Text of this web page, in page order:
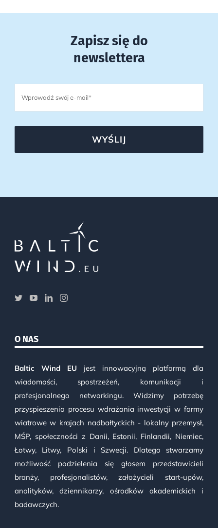
Zapisz się do
newslettera
WYŚLIJ
O NAS
Baltic Wind EU jest innowacyjną platformą dla
wiadomości, spostrzeżeń, komunikacji i
profesjonalnego networkingu. Widzimy potrzebę
przyspieszenia procesu wdrażania inwestycji w farmy
wiatrowe w krajach nadbałtyckich - lokalny przemysł,
MŚP, społeczności z Danii, Estonii, Finlandii, Niemiec,
Łotwy, Litwy, Polski i Szwecji. Dlatego stwarzamy
możliwość podzielenia się głosem przedstawicieli
branży, profesjonalistów, założycieli start-upów,
analityków, dziennikarzy, ośrodków akademickich i
badawczych.